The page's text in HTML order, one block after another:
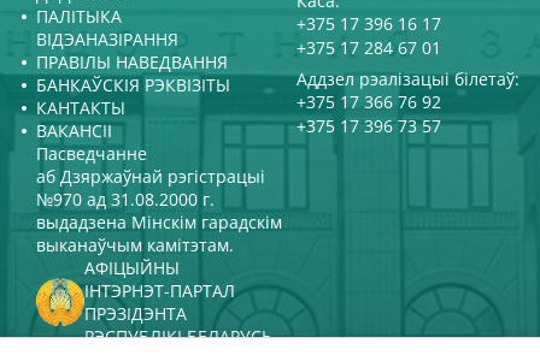
ПАЛІТЫКА
ВІДЭАНАЗІРАННЯ
ПРАВІЛЫ НАВЕДВАННЯ
БАНКАЎСКІЯ РЭКВІЗІТЫ
КАНТАКТЫ
ВАКАНСІІ
+375 17 396 16 17
+375 17 284 67 01
Аддзел рэалізацыі білетаў:
+375 17 366 76 92
+375 17 396 73 57
Пасведчанне
аб Дзяржаўнай рэгістрацыі
№970 ад 31.08.2000 г.
выдадзена Мінскім гарадскім
выканаўчым камітэтам.
АФІЦЫЙНЫ
ІНТЭРНЭТ-ПАРТАЛ
ПРЭЗІДЭНТА
РЭСПУБЛІКІ БЕЛАРУСЬ